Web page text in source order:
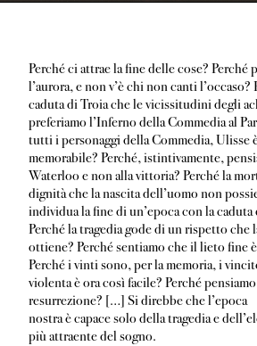
Perché ci attrae la fine delle cose? Perché
l’aurora, e non v’è chi non canti
caduta di Troia che le vicissitudini degli
preferiamo l’Inferno della Commedia al
tutti i personaggi della Commedia, Ulisse
memorabile? Perché, istintivamente,
Waterloo e non alla vittoria? Perché la
dignità che la nascita dell’uomo non
individua la fine di un’epoca con la
Perché la tragedia gode di un rispetto che
ottiene? Perché sentiamo che il lieto fine
Perché i vinti sono, per la memoria, i
violenta è ora così facile? Perché
resurrezione? […] Si direbbe che l’epoca
nostra è capace solo della tragedia e
più attraente del sogno.